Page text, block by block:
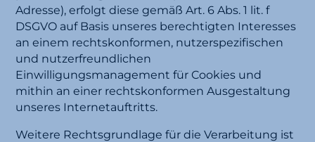
Adresse), erfolgt diese gemäß Art. 6 Abs. 1 lit. f
DSGVO auf Basis unseres berechtigten Interesses
an einem rechtskonformen, nutzerspezifischen
und nutzerfreundlichen
Einwilligungsmanagement für Cookies und
mithin an einer rechtskonformen Ausgestaltung
unseres Internetauftritts.
Weitere Rechtsgrundlage für die Verarbeitung ist